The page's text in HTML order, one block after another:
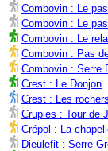
Combovin : Le
Combovin : Le
Combovin : Le
Combovin : Pas
Combovin : Serre
Crest : Le Donjon
Crest : Les rochers
Crupies : Tour de
Crépol : La
Dieulefit : Serre